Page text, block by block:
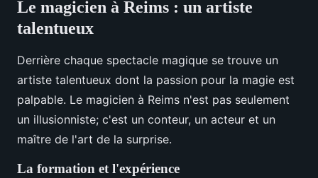
Le magicien à Reims : un artiste
talentueux
Derrière chaque spectacle magique se trouve un
artiste talentueux dont la passion pour la magie est
palpable. Le magicien à Reims n'est pas seulement
un illusionniste; c'est un conteur, un acteur et un
maître de l'art de la surprise.
La formation et l'expérience